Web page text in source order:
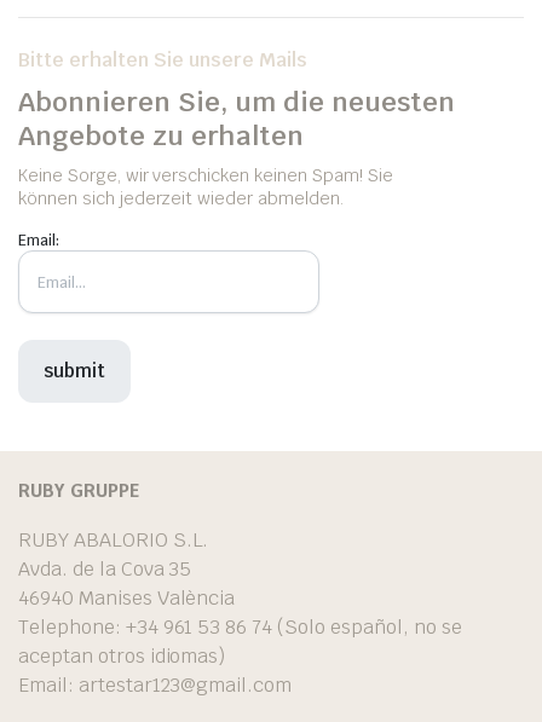
Bitte erhalten Sie unsere Mails
Abonnieren Sie, um die neuesten
Angebote zu erhalten
Keine Sorge, wir verschicken keinen Spam! Sie
können sich jederzeit wieder abmelden.
Email:
RUBY GRUPPE
RUBY ABALORIO S.L.
Avda. de la Cova 35
46940 Manises València
Telephone: +34 961 53 86 74 (Solo español, no se
aceptan otros idiomas)
Email: artestar123@gmail.com